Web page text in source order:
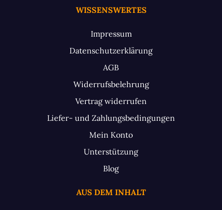
WISSENSWERTES
Impressum
Datenschutzerklärung
AGB
Widerrufsbelehrung
Vertrag widerrufen
Liefer- und Zahlungsbedingungen
Mein Konto
Unterstützung
Blog
AUS DEM INHALT